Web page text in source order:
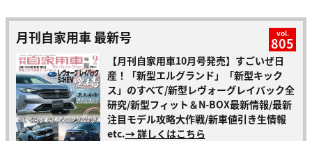
月刊自家用車 最新号 vol.
805
【月刊自家用車10月号発売】すごいぜ日
産！「新型エルグランド」「新型キック
ス」のすべて/新型レヴォーグレイバック全
研究/新型フィット＆N-BOX最新情報/最新
注目モデル攻略大作戦/新車値引き生情報
etc.→ 詳しくはこちら